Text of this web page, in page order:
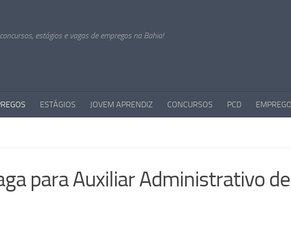
concursos, estágios e vagas de empregos na Bahia!
ESTÁGIOS JOVEM APRENDIZ CONCURSOS PCD
para Auxiliar Administrativo de